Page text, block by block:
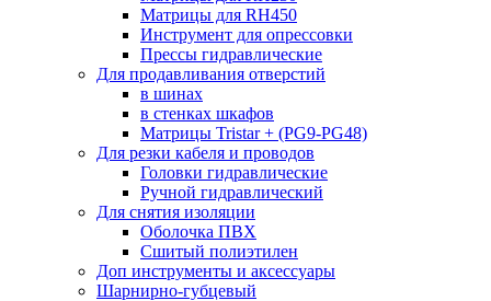
Матрицы для RH450
Инструмент для опрессовки
Прессы гидравлические
Для продавливания отверстий
в шинах
в стенках шкафов
Матрицы Tristar + (PG9-PG48)
Для резки кабеля и проводов
Головки гидравлические
Ручной гидравлический
Для снятия изоляции
Оболочка ПВХ
Сшитый полиэтилен
Доп инструменты и аксессуары
Шарнирно-губцевый